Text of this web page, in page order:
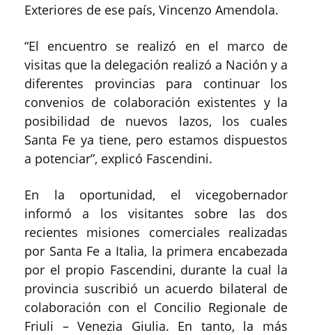
Exteriores de ese país, Vincenzo Amendola.
“El encuentro se realizó en el marco de
visitas que la delegación realizó a Nación y a
diferentes provincias para continuar los
convenios de colaboración existentes y la
posibilidad de nuevos lazos, los cuales
Santa Fe ya tiene, pero estamos dispuestos
a potenciar”, explicó Fascendini.
En la oportunidad, el vicegobernador
informó a los visitantes sobre las dos
recientes misiones comerciales realizadas
por Santa Fe a Italia, la primera encabezada
por el propio Fascendini, durante la cual la
provincia suscribió un acuerdo bilateral de
colaboración con el Concilio Regionale de
Friuli – Venezia Giulia. En tanto, la más